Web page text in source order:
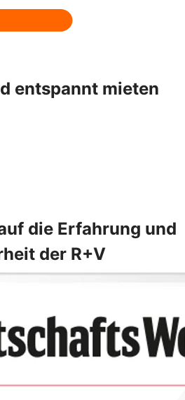
entspannt mieten
die Erfahrung und
der R+V